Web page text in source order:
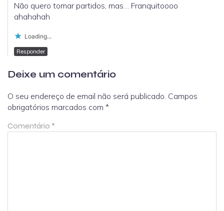
Não quero tomar partidos, mas… Franquitoooo
ahahahah
Loading...
Responder
Deixe um comentário
O seu endereço de email não será publicado. Campos
obrigatórios marcados com *
Comentário *